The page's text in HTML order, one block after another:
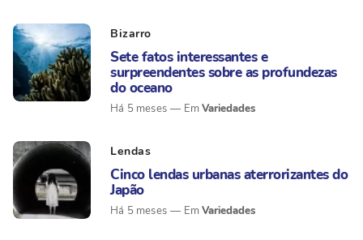
Bizarro
Sete fatos interessantes e
surpreendentes sobre as profundezas
do oceano
Há 5 meses Variedades
Lendas
Cinco lendas urbanas aterrorizantes do
Japão
Há 5 meses Variedades